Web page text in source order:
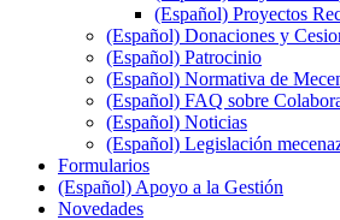
(Español) Proyectos
(Español) Donaciones y
(Español) Patrocinio
(Español) Normativa de
(Español) FAQ sobre
(Español) Noticias
(Español) Legislación
Formularios
(Español) Apoyo a la Gestión
Novedades